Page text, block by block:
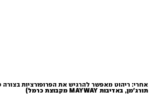
אחרי: ריהוט מאפשר להרגיש את הפרופורציות בצורה
תורג'מן, באדיבות MAYWAY מקבוצת כרמל)